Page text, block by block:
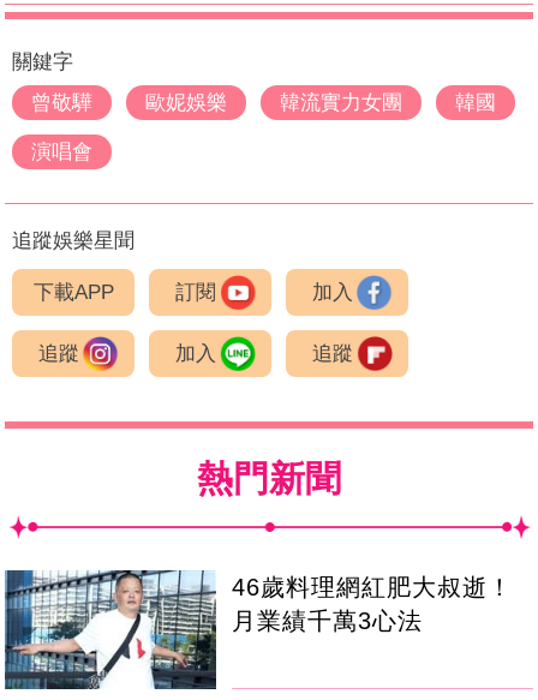
關鍵字
曾敬驊
歐妮娛樂 韓流實力女團 韓國
演唱會
追蹤娛樂星聞
下載APP 訂閱 加入
追蹤 加入 追蹤
熱門新聞
46歲料理網紅肥大叔逝！
月業績千萬3心法